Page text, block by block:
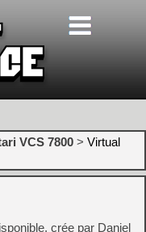
VCS 7800 > Virtual
crée par Daniel